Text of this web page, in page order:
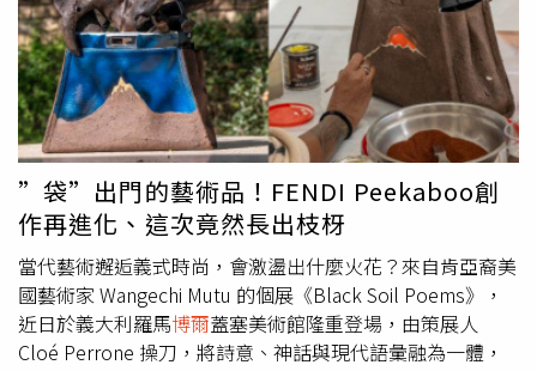
任命官員，與霍夫曼在同一個州勞動力發展委員會任職，但
目前尚不清楚他們是否熟悉彼此。錢普林警方稱，警方在凌
晨2點後不久後，接獲霍夫曼家發生槍擊消息，發現這位議
員和他的妻子伊薇特身中數槍。在查明受害者身分後，警方
派警員前往霍特曼的家進行檢查，在案發現場發現了一輛疑
似警車的車輛，門口還有一名扮成警官的男子，正準備離開
房子。布魯克林公園警察局局長馬克布魯利說：「當警察與
他對峙時，該嫌疑人立即向警察開槍，雙方發生交火，嫌疑
人撤出家中，並逃跑了。」霍夫曼家的前門上有多處彈孔。
總統川普在白宮聲明中表示，聯邦調查局將參與調查，並在
社群平台「Truth Social」上發文表示，司法部與聯邦調查
局正在全面調查此案，對於參與者將依法律程序嚴懲，「這
種可怕的暴力行為在美國是絕對不能容忍的！」
”袋”出門的藝術品！FENDI Peekaboo創
作再進化、這次竟然長出枝枒
當代藝術邂逅義式時尚，會激盪出什麼火花？來自肯亞裔美
國藝術家 Wangechi Mutu 的個展《Black Soil Poems》，
近日於義大利羅馬博爾蓋塞美術館隆重登場，由策展人
Cloé Perrone 操刀，將詩意、神話與現代語彙融為一體，